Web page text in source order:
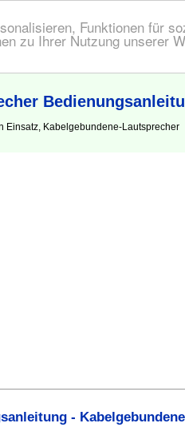
Funktionen für
zu Ihrer Nutzung unserer
Einsatz, Kabelgebundene-Lautsprecher
-